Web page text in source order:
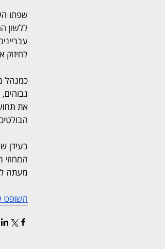
שפתו
ללשון
לחיזוק
כמנהל
את
בעידן
המחוזי
מעתה
השופט